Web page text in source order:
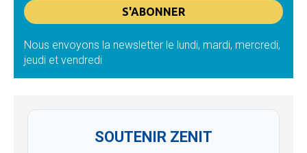
Nous envoyons la newsletter le lundi, mardi, mercredi,
jeudi et vendredi
SOUTENIR ZENIT